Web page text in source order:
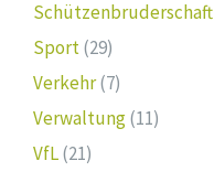
Schützenbruderschaft
Sport(29)
Verkehr(7)
Verwaltung(11)
VfL(21)